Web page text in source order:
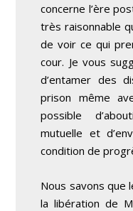
concerne l’ère
très raisonnable
de voir ce qui
cour. Je vous
d’entamer des
prison même
possible
mutuelle et
condition de
Nous savons que
la libération de